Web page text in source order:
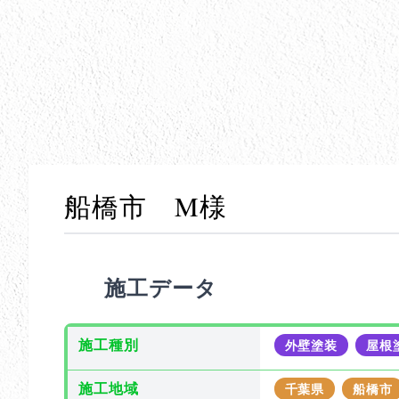
船橋市 M様
施工データ
施工種別 外壁塗装 屋根
施工地域 千葉県 船橋市